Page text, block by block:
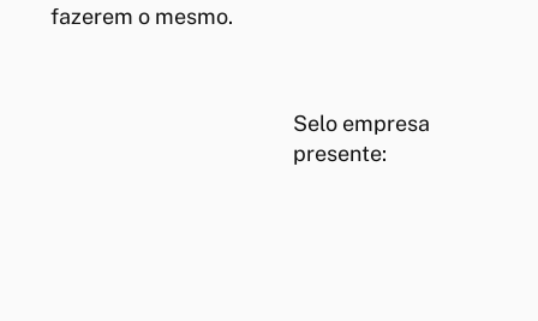
fazerem o mesmo.
Selo empresa
presente: